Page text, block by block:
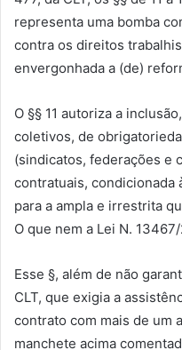
representa uma bomba
contra os direitos
envergonhada a (de)
O §§ 11 autoriza a
coletivos, de
(sindicatos, federações e
contratuais, condicionada
para a ampla e irrestrita
O que nem a Lei N.
Esse §, além de não
CLT, que exigia a
contrato com mais de um
manchete acima